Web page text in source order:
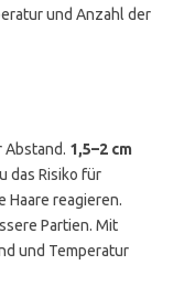
und Anzahl der
Abstand. 1,5–2 cm
das Risiko für
Haare reagieren.
Partien. Mit
und Temperatur